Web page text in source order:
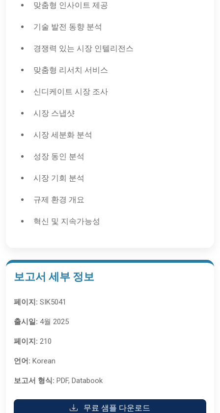
맞춤형 인사이트 제공
기술 발전 동향 분석
경쟁력 있는 시장 인텔리전스
맞춤형 리서치 서비스
신디케이트 시장 조사
시장 스냅샷
시장 세분화 분석
성장 동인 분석
시장 기회 분석
규제 환경 개요
혁신 및 지속가능성
보고서 세부 정보
페이지: SIK5041
출시일: 4월 2025
페이지: 210
언어: Korean
보고서 형식: PDF, Databook
무료 샘플 다운로드